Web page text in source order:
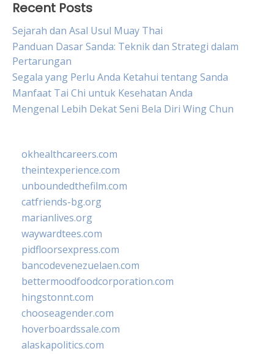
Recent Posts
Sejarah dan Asal Usul Muay Thai
Panduan Dasar Sanda: Teknik dan Strategi dalam
Pertarungan
Segala yang Perlu Anda Ketahui tentang Sanda
Manfaat Tai Chi untuk Kesehatan Anda
Mengenal Lebih Dekat Seni Bela Diri Wing Chun
okhealthcareers.com
theintexperience.com
unboundedthefilm.com
catfriends-bg.org
marianlives.org
waywardtees.com
pidfloorsexpress.com
bancodevenezuelaen.com
bettermoodfoodcorporation.com
hingstonnt.com
chooseagender.com
hoverboardssale.com
alaskapolitics.com